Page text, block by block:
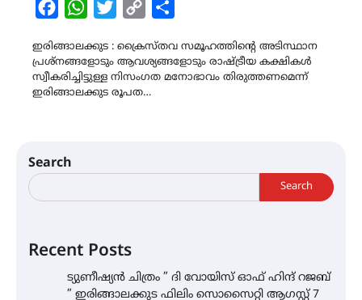
FacebookWhatsAppTwitterCopy
ഇരിങ്ങാലക്കുട : ക്രൈസ്തവ സമൂഹത്തിന്റെ അടിസ്ഥാന
പ്രശ്‌നങ്ങളോടും ആവശ്യങ്ങളോടും രാഷ്ട്രീയ കക്ഷികള്‍
സ്വീകരിച്ചിട്ടുള്ള നിസംഗത മനോഭാവം തിരുത്തണമെന്ന്
ഇരിങ്ങാലക്കുട രൂപത…
Search
Search
Recent Posts
ട്യുണീഷ്യൻ ചിത്രം ” ദി വോയിസ് ഓഫ് ഹിന്ദ് റജബ്
” ഇരിങ്ങാലക്കുട ഫിലിം സൊസൈറ്റി ആഗസ്റ്റ് 7